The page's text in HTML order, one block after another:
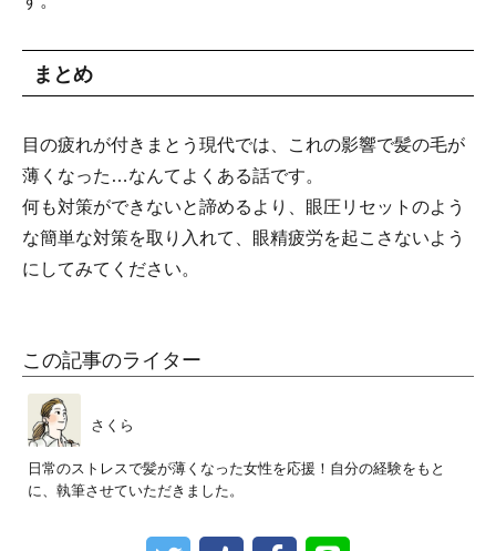
まとめ
目の疲れが付きまとう現代では、これの影響で髪の毛が
薄くなった…なんてよくある話です。
何も対策ができないと諦めるより、眼圧リセットのよう
な簡単な対策を取り入れて、眼精疲労を起こさないよう
にしてみてください。
この記事のライター
さくら
日常のストレスで髪が薄くなった女性を応援！自分の経験をもと
に、執筆させていただきました。